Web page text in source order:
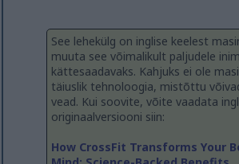
See lehekülg on inglise keelest
muuta see võimalikult paljudele
kättesaadavaks. Kahjuks ei ole
täiuslik tehnoloogia, mistõttu
vead. Kui soovite, võite vaadata
originaalversiooni siin:
How CrossFit Transforms Your